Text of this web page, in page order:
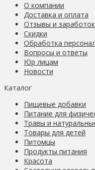
О компании
Доставка и оплата
Отзывы и заработок
Скидки
Обработка
Вопросы и ответы
Юр лицам
Новости
Каталог
Пищевые добавки
Питание для
Травы и
Товары для детей
Питомцы
Продукты питания
Красота